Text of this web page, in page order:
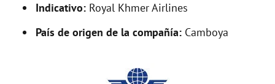
Indicativo: Royal Khmer Airlines
País de origen de la compañía: Camboya